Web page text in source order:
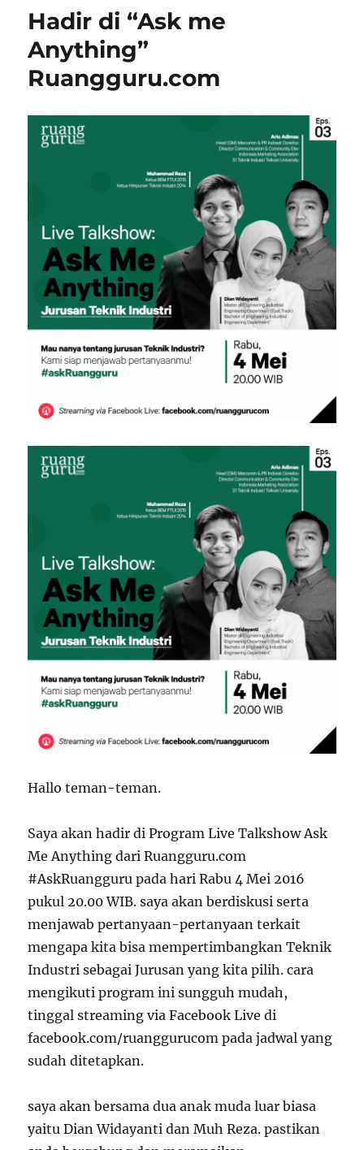
Hadir di “Ask me
Anything”
Ruangguru.com
Hallo teman-teman.
Saya akan hadir di Program Live Talkshow Ask
Me Anything dari Ruangguru.com
#AskRuangguru pada hari Rabu 4 Mei 2016
pukul 20.00 WIB. saya akan berdiskusi serta
menjawab pertanyaan-pertanyaan terkait
mengapa kita bisa mempertimbangkan Teknik
Industri sebagai Jurusan yang kita pilih. cara
mengikuti program ini sungguh mudah,
tinggal streaming via Facebook Live di
facebook.com/ruanggurucom pada jadwal yang
sudah ditetapkan.
saya akan bersama dua anak muda luar biasa
yaitu Dian Widayanti dan Muh Reza. pastikan